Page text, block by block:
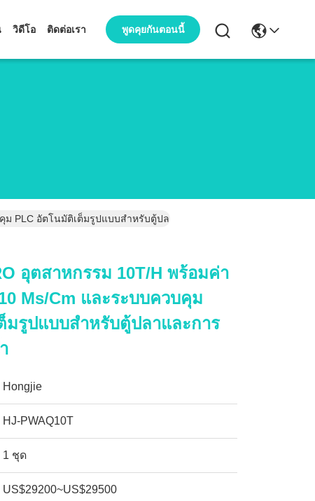
วิดีโอ ติดต่อเรา พูดคุยกันตอนนี้
PLC อัตโนมัติเต็มรูปแบบสำหรับตู้ปลาและการเพาะเลี้ยงสัตว์น้ำ
อุตสาหกรรม 10T/H พร้อมค่า
Μs/cm และระบบควบคุม
มรูปแบบสำหรับตู้ปลาและการ
Hongjie
HJ-PWAQ10T
1 ชุด
US$29200~US$29500